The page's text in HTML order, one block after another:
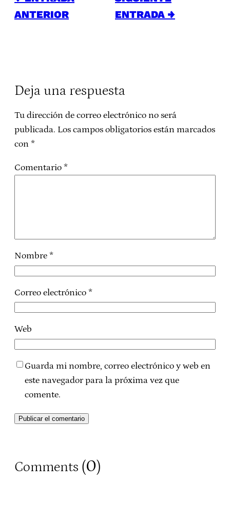
ANTERIOR
ENTRADA →
Deja una respuesta
Tu dirección de correo electrónico no será
publicada. Los campos obligatorios están marcados
con *
Comentario *
Nombre *
Correo electrónico *
Web
Guarda mi nombre, correo electrónico y web en
este navegador para la próxima vez que
comente.
Comments (0)